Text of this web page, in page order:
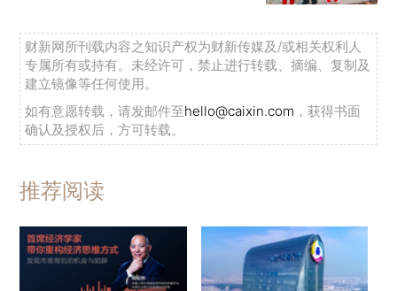
财新网所刊载内容之知识产权为财新传媒及/或相关权利人
专属所有或持有。未经许可，禁止进行转载、摘编、复制及
建立镜像等任何使用。
如有意愿转载，请发邮件至hello@caixin.com ，获得书面
确认及授权后，方可转载。
推荐阅读